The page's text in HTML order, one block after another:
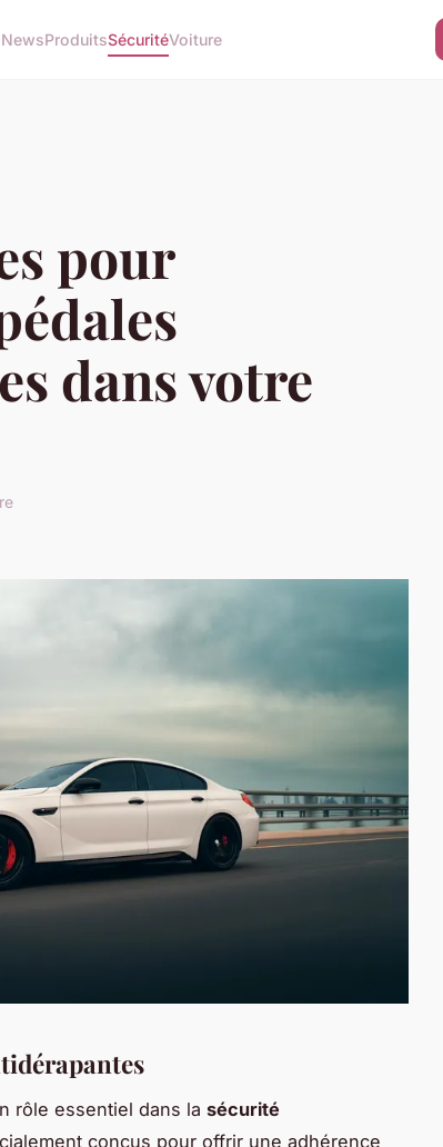
NewsProduitsSécuritéVoiture
pour
dans votre
rôle essentiel dans la sécurité
conçus pour offrir une adhérence